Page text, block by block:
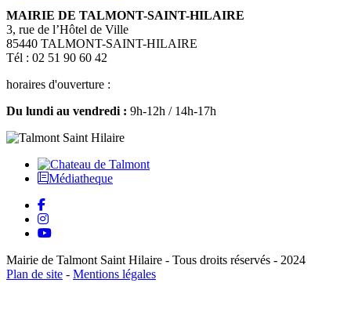
MAIRIE DE TALMONT-SAINT-HILAIRE
3, rue de l’Hôtel de Ville
85440 TALMONT-SAINT-HILAIRE
Tél : 02 51 90 60 42
horaires d'ouverture :
Du lundi au vendredi : 9h-12h / 14h-17h
Médiatheque
Mairie de Talmont Saint Hilaire - Tous droits réservés - 2024
Plan de site - Mentions légales